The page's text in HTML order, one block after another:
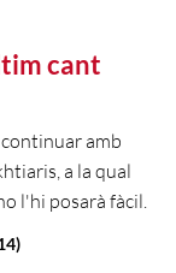
cant
amb
a la qual
l'hi posarà fàcil.